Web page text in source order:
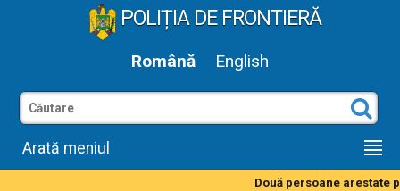
POLIȚIA DE FRONTIERĂ
Română English
Arată meniul
Două persoane arestate